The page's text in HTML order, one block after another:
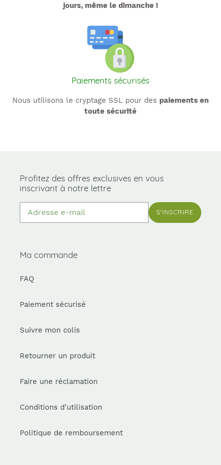
jours, même le dimanche !
Paiements sécurisés
Nous utilisons le cryptage SSL pour des paiements en
toute sécurité
Profitez des offres exclusives en vous
inscrivant à notre lettre
S'INSCRIRE
Ma commande
FAQ
Paiement sécurisé
Suivre mon colis
Retourner un produit
Faire une réclamation
Conditions d'utilisation
Politique de remboursement